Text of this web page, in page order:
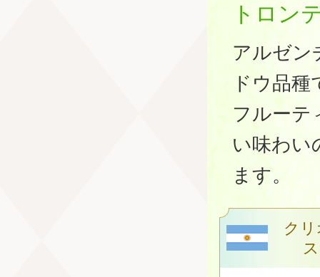
トロン
アルゼン
ドウ品
フルーテ
い味わい
ます。
ク